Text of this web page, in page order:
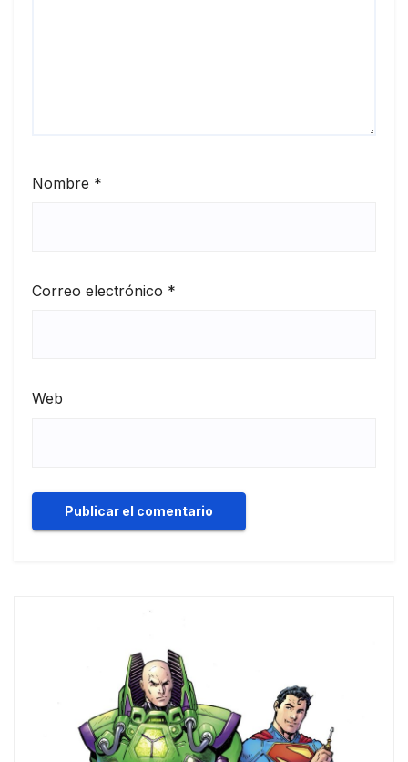
Nombre *
Correo electrónico *
Web